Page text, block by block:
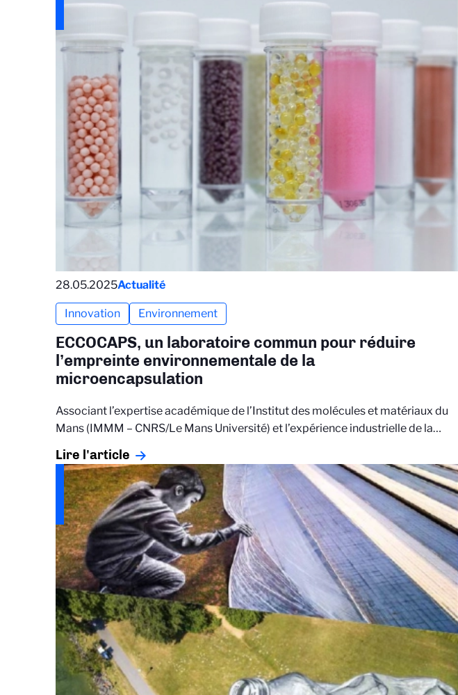
28.05.2025Actualité
Innovation Environnement
ECCOCAPS, un laboratoire commun pour réduire
l’empreinte environnementale de la
microencapsulation
Associant l’expertise académique de l’Institut des molécules et matériaux du
Mans (IMMM – CNRS/Le Mans Université) et l’expérience industrielle de la…
Lire l'article